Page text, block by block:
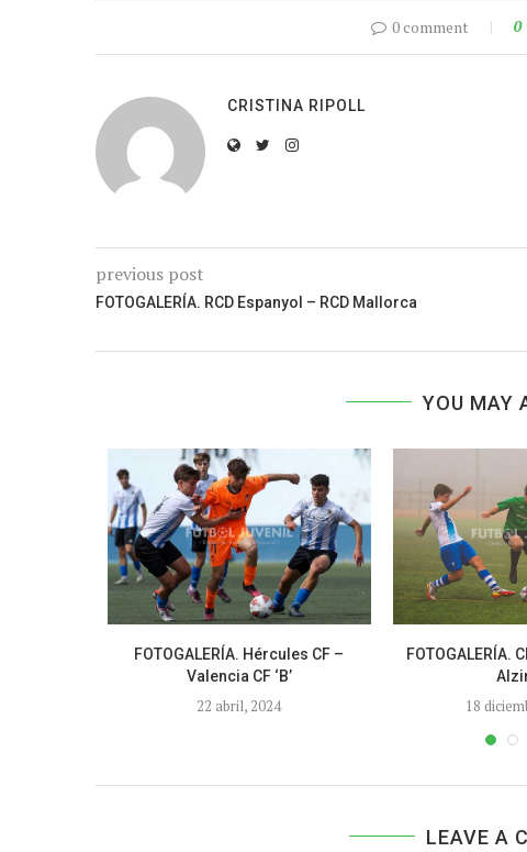
0 comment 0
CRISTINA RIPOLL
previous post
FOTOGALERÍA. RCD Espanyol – RCD Mallorca
YOU MAY
FOTOGALERÍA. Hércules CF –
Valencia CF ‘B’
22 abril, 2024
FOTOGALERÍA.
18
LEAVE A